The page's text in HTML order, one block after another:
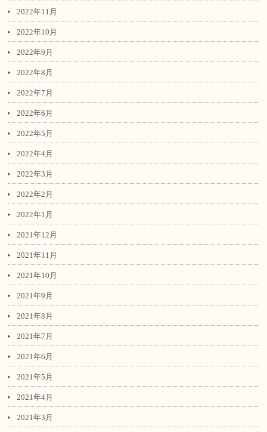
2022年11月
2022年10月
2022年9月
2022年8月
2022年7月
2022年6月
2022年5月
2022年4月
2022年3月
2022年2月
2022年1月
2021年12月
2021年11月
2021年10月
2021年9月
2021年8月
2021年7月
2021年6月
2021年5月
2021年4月
2021年3月